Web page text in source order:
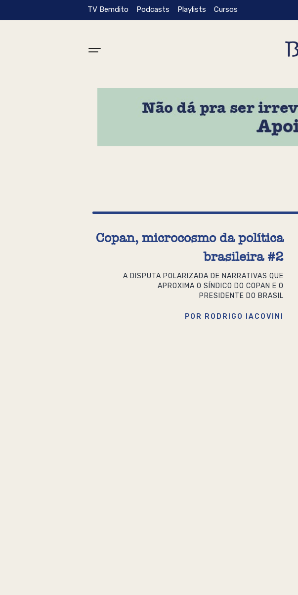
TV Bemdito Podcasts Playlists Cursos
Copan, microcosmo da política
brasileira #2
A DISPUTA POLARIZADA DE NARRATIVAS QUE
APROXIMA O SÍNDICO DO COPAN E O
PRESIDENTE DO BRASIL
POR RODRIGO IACOVINI